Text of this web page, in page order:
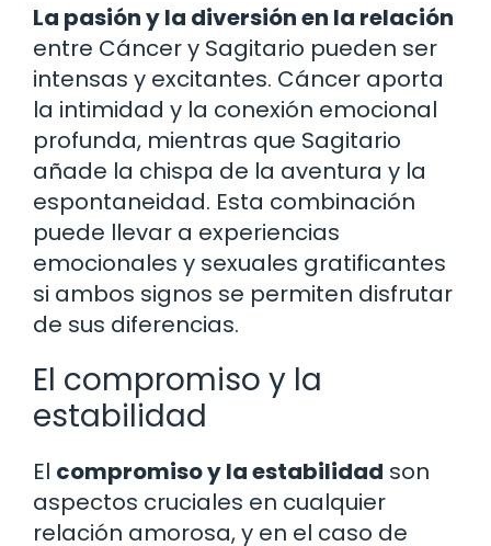
La pasión y la diversión en la relación
entre Cáncer y Sagitario pueden ser
intensas y excitantes. Cáncer aporta
la intimidad y la conexión emocional
profunda, mientras que Sagitario
añade la chispa de la aventura y la
espontaneidad. Esta combinación
puede llevar a experiencias
emocionales y sexuales gratificantes
si ambos signos se permiten disfrutar
de sus diferencias.
El compromiso y la
estabilidad
El compromiso y la estabilidad son
aspectos cruciales en cualquier
relación amorosa, y en el caso de